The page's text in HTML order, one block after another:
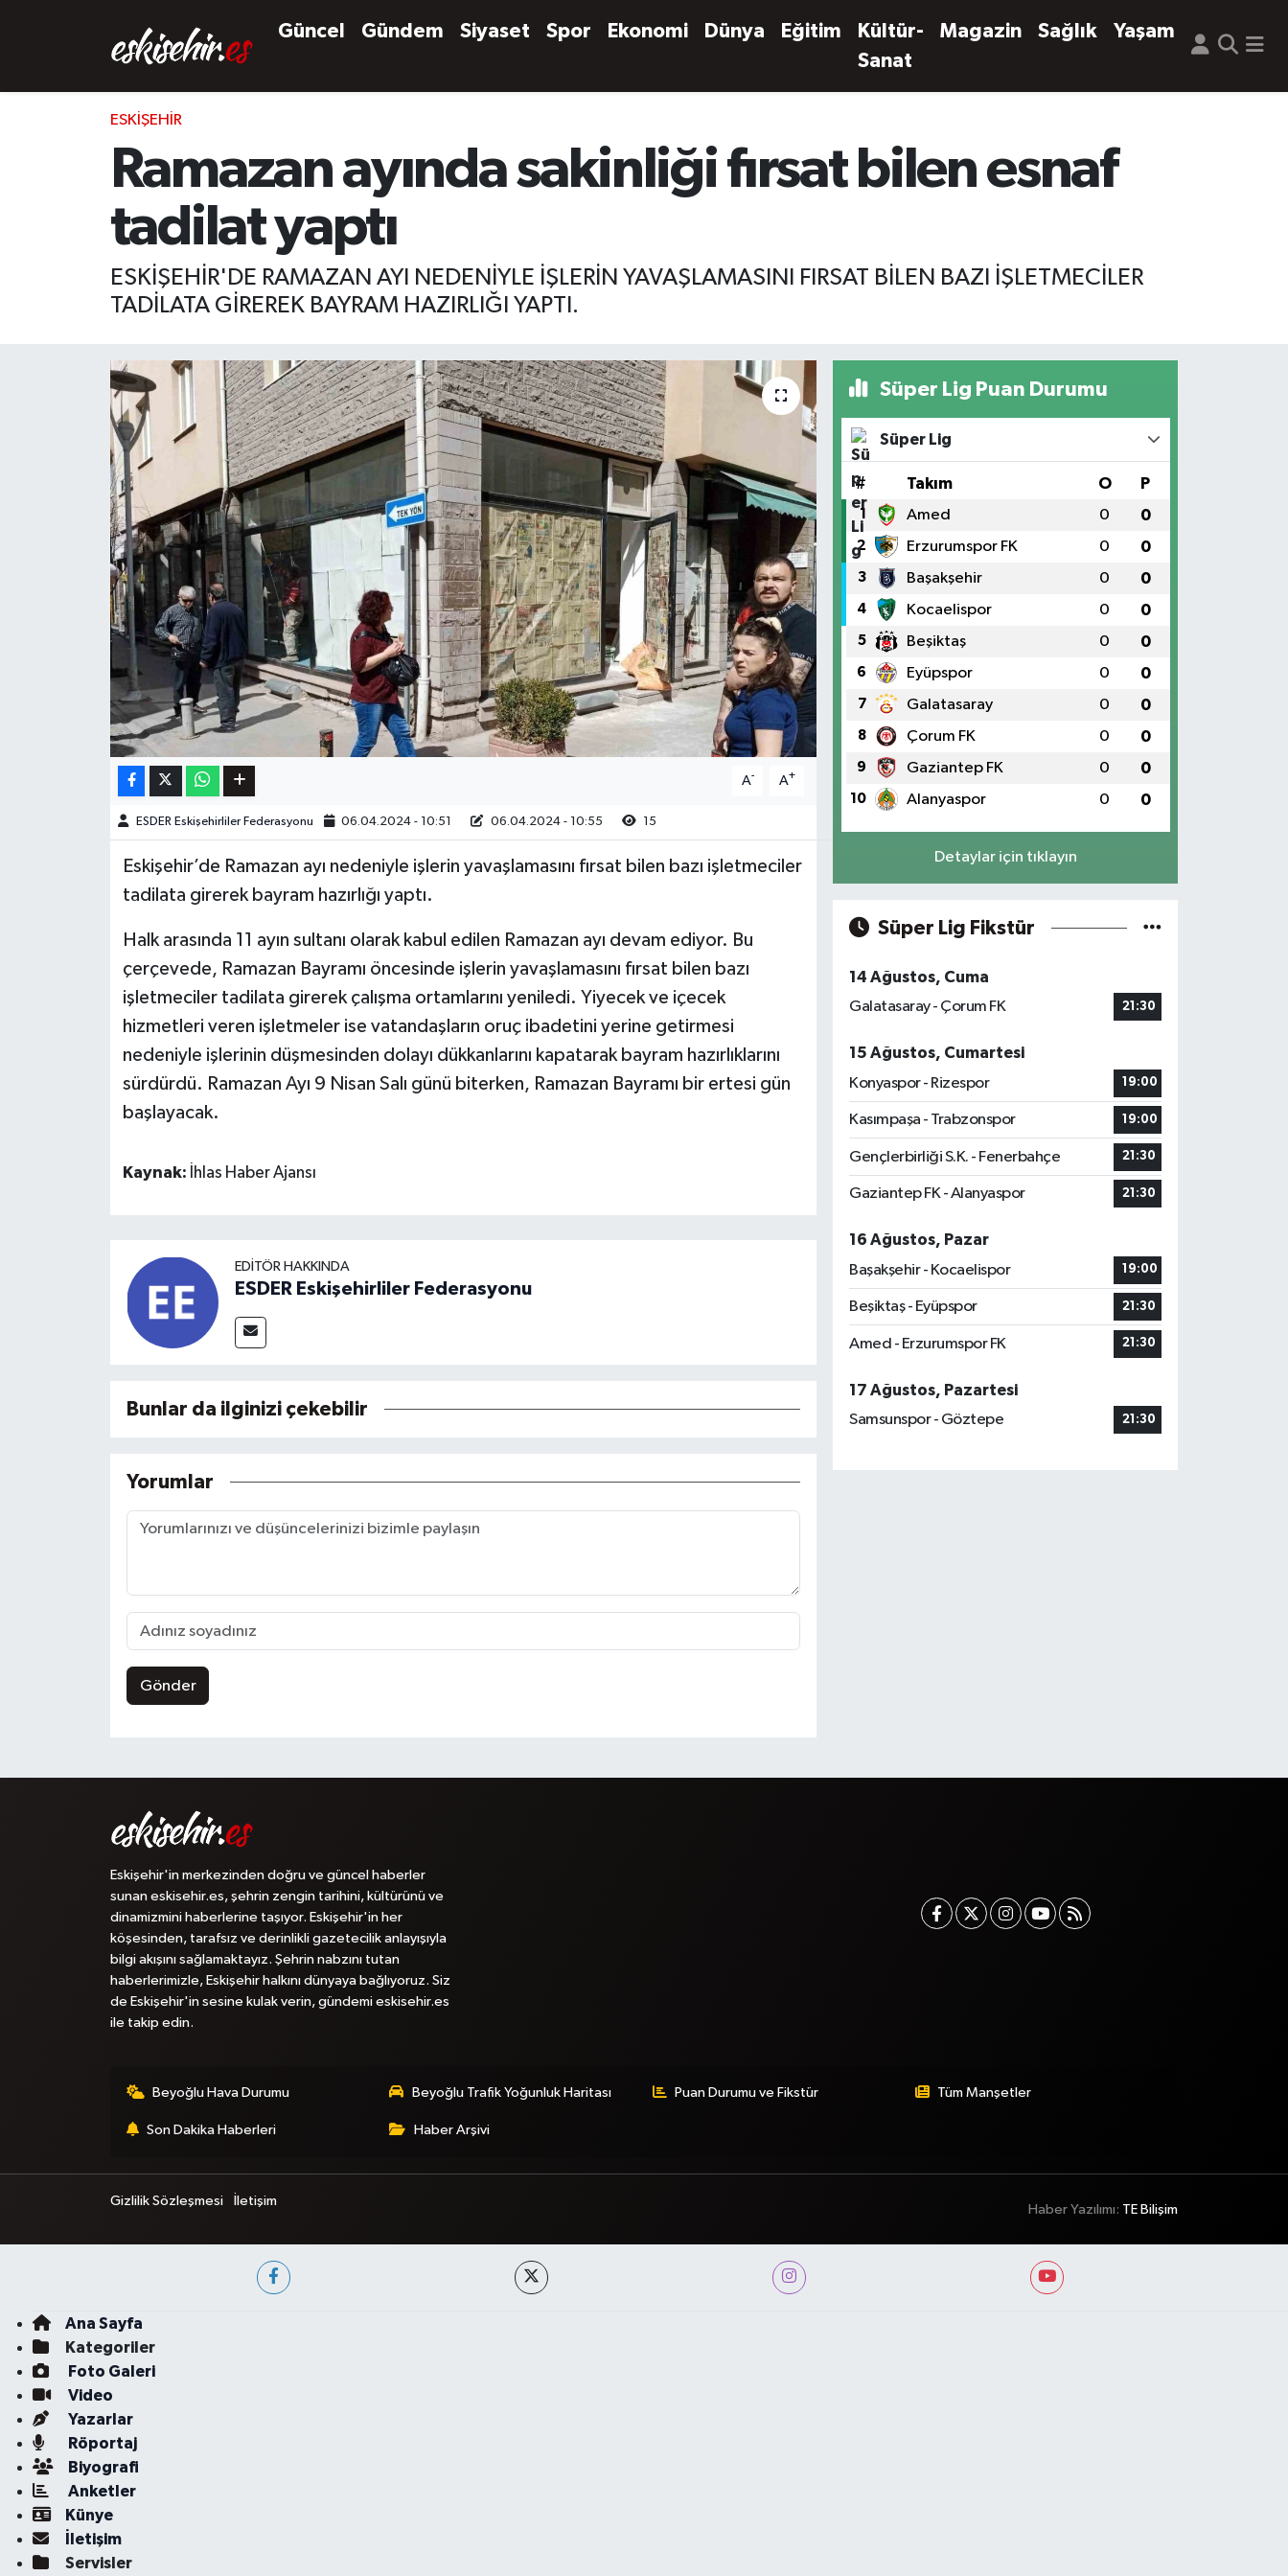
Güncel Gündem Siyaset Spor Ekonomi Dünya Eğitim
Kültür-
Sanat
Magazin Sağlık Yaşam
ESKIŞEHIR
Ramazan ayında sakinliği fırsat bilen esnaf
tadilat yaptı
ESKİŞEHİR'DE RAMAZAN AYI NEDENİYLE İŞLERİN YAVAŞLAMASINI FIRSAT BİLEN BAZI İŞLETMECİLER
TADİLATA GİREREK BAYRAM HAZIRLIĞI YAPTI.
A- A+
ESDER Eskişehirliler Federasyonu 06.04.2024 - 10:51 06.04.2024 - 10:55 15
Eskişehir’de Ramazan ayı nedeniyle işlerin yavaşlamasını fırsat bilen bazı işletmeciler
tadilata girerek bayram hazırlığı yaptı.
Halk arasında 11 ayın sultanı olarak kabul edilen Ramazan ayı devam ediyor. Bu
çerçevede, Ramazan Bayramı öncesinde işlerin yavaşlamasını fırsat bilen bazı
işletmeciler tadilata girerek çalışma ortamlarını yeniledi. Yiyecek ve içecek
hizmetleri veren işletmeler ise vatandaşların oruç ibadetini yerine getirmesi
nedeniyle işlerinin düşmesinden dolayı dükkanlarını kapatarak bayram hazırlıklarını
sürdürdü. Ramazan Ayı 9 Nisan Salı günü biterken, Ramazan Bayramı bir ertesi gün
başlayacak.
Kaynak: İhlas Haber Ajansı
EDITÖR HAKKINDA
ESDER Eskişehirliler Federasyonu
Bunlar da ilginizi çekebilir
Yorumlar
Gönder
Süper Lig Puan Durumu
Süper Lig
# Takım O P
1 Amed 0 0
2 Erzurumspor FK 0 0
3 Başakşehir 0 0
4 Kocaelispor 0 0
5 Beşiktaş 0 0
6 Eyüpspor 0 0
7 Galatasaray 0 0
8 Çorum FK 0 0
9 Gaziantep FK 0 0
10 Alanyaspor 0 0
Detaylar için tıklayın
Süper Lig Fikstür
14 Ağustos, Cuma
Galatasaray - Çorum FK
21:30
15 Ağustos, Cumartesi
Konyaspor - Rizespor
19:00
Kasımpaşa - Trabzonspor 19:00
Gençlerbirliği S.K. - Fenerbahçe 21:30
Gaziantep FK - Alanyaspor 21:30
16 Ağustos, Pazar
Başakşehir - Kocaelispor
19:00
Beşiktaş - Eyüpspor 21:30
Amed - Erzurumspor FK 21:30
17 Ağustos, Pazartesi
Samsunspor - Göztepe
21:30
Eskişehir'in merkezinden doğru ve güncel haberler
sunan eskisehir.es, şehrin zengin tarihini, kültürünü ve
dinamizmini haberlerine taşıyor. Eskişehir'in her
köşesinden, tarafsız ve derinlikli gazetecilik anlayışıyla
bilgi akışını sağlamaktayız. Şehrin nabzını tutan
haberlerimizle, Eskişehir halkını dünyaya bağlıyoruz. Siz
de Eskişehir'in sesine kulak verin, gündemi eskisehir.es
ile takip edin.
Beyoğlu Hava Durumu Beyoğlu Trafik Yoğunluk Haritası Puan Durumu ve Fikstür Tüm Manşetler
Son Dakika Haberleri Haber Arşivi
Gizlilik Sözleşmesi İletişim
Haber Yazılımı: TE Bilişim
Ana Sayfa
Kategoriler
Foto Galeri
Video
Yazarlar
Röportaj
Biyografi
Anketler
Künye
İletişim
Servisler